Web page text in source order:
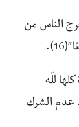
الناس من
للّه
عدم الشرك